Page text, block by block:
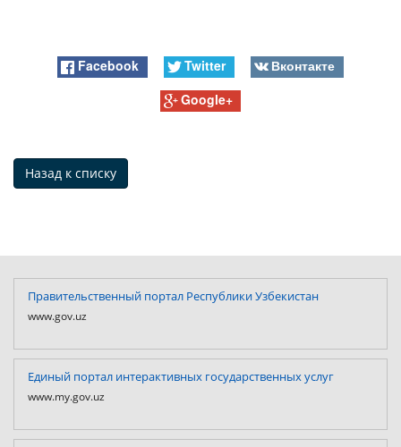
Facebook Twitter
Вконтакте
Google+
Назад к списку
Правительственный портал Республики Узбекистан
www.gov.uz
Единый портал интерактивных государственных услуг
www.my.gov.uz